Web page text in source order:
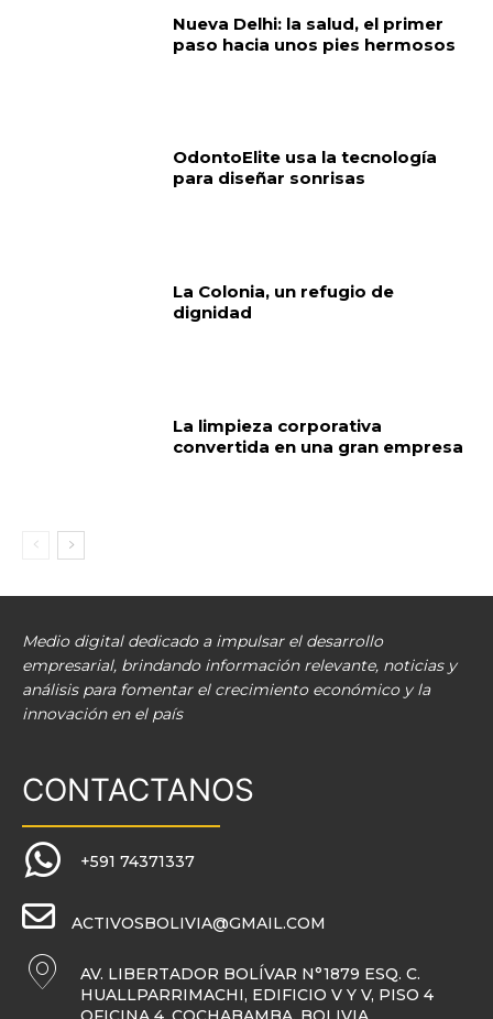
Nueva Delhi: la salud, el primer
paso hacia unos pies hermosos
OdontoElite usa la tecnología
para diseñar sonrisas
La Colonia, un refugio de
dignidad
La limpieza corporativa
convertida en una gran empresa
Medio digital dedicado a impulsar el desarrollo
empresarial, brindando información relevante, noticias y
análisis para fomentar el crecimiento económico y la
innovación en el país
CONTACTANOS
+591 74371337
ACTIVOSBOLIVIA@GMAIL.COM
AV. LIBERTADOR BOLÍVAR N°1879 ESQ. C.
HUALLPARRIMACHI, EDIFICIO V Y V, PISO 4